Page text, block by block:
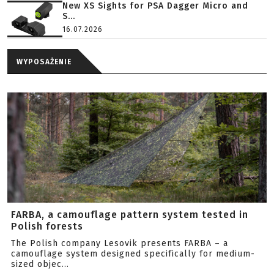
New XS Sights for PSA Dagger Micro and
S...
16.07.2026
WYPOSAŻENIE
FARBA, a camouflage pattern system tested in
Polish forests
The Polish company Lesovik presents FARBA – a
camouflage system designed specifically for medium-
sized objec...